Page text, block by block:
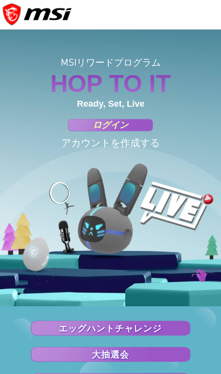
MSIリワードプログラム
HOP TO IT
Ready, Set, Live
ログイン
アカウントを作成する
エッグハントチャレンジ
大抽選会